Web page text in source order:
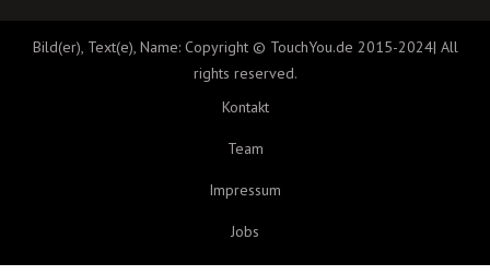
Bild(er), Text(e), Name: Copyright © TouchYou.de 2015-2024| All
rights reserved.
Kontakt
Team
Impressum
Jobs